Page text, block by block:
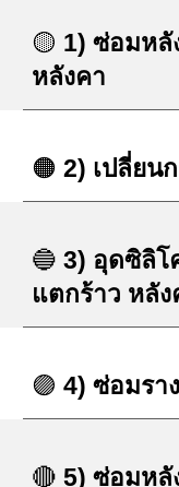
🟡 1) ซ่อมหลั
หลังคา
🟠2) เปลี่ยน
🔵3) อุดซิลิโ
แตกร้าว หลัง
🟣4) ซ่อมรา
🔴5) ซ่อมหลั